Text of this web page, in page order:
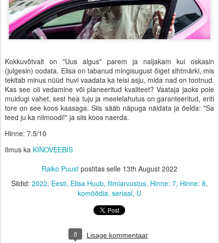
Kokkuvõtvalt on "Uus algus" parem ja naljakam kui oskasin
(julgesin) oodata. Elisa on tabanud mingisugust õiget sihtmärki, mis
tekitab minus nüüd huvi vaadata ka teisi asju, mida nad on tootnud.
Kas see oli vedamine või planeeritud kvaliteet? Vaataja jaoks pole
muidugi vahet, sest hea tuju ja meelelahutus on garanteeritud, eriti
tore on see koos kaasaga. Siis sääb näpuga näidata ja öelda: "Sa
teed ju ka niimoodi!" ja siis koos naerda.
Hinne: 7.5/10
Ilmus ka KINOVEEBIS
Raiko Puust postitas selle 13th August 2022
Sildid: 2022 Eesti Elisa Huub filmiarvustus Hinne: 7 Hinne: 8
komöödia seriaal U
0 Lisage kommentaar